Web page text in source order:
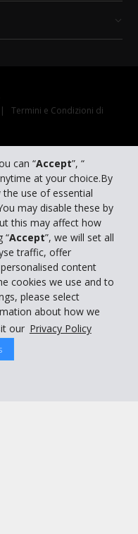
can “Accept”, “
at your choice.By
the use of essential
may disable these by
this may affect how
“Accept”, we will set all
traffic, offer
content
cookies we use and to
please select
about how we
our Privacy Policy
|
Termini e Condizioni di